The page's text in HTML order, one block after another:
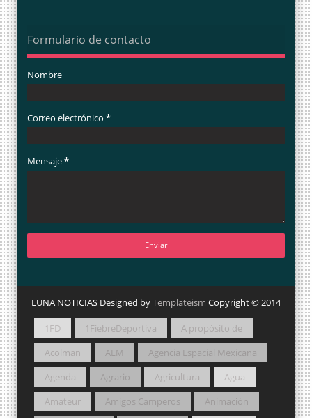
Formulario de contacto
Nombre
Correo electrónico *
Mensaje*
LUNA NOTICIAS Designed byTemplateism Copyright © 2014
1FD 1FiebreDeportiva
A propósito de
Acolman
AEM
Agencia Espacial Mexicana
Agenda
Agrario Agricultura
Agua
Amateur
Amigos Camperos
Animación